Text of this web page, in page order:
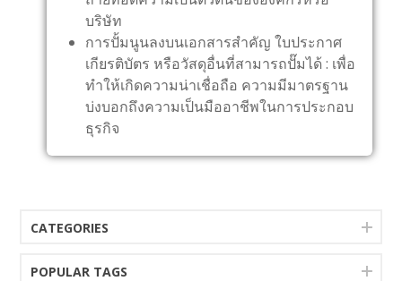
บริษัท
การปั้มนูนลงบนเอกสารสำคัญ ใบประกาศ
เกียรติบัตร หรือวัสดุอื่นที่สามารถปั๊มได้ : เพื่อ
ทำให้เกิดความน่าเชื่อถือ ความมีมาตรฐาน
บ่งบอกถึงความเป็นมืออาชีพในการประกอบ
ธุรกิจ
CATEGORIES
POPULAR TAGS